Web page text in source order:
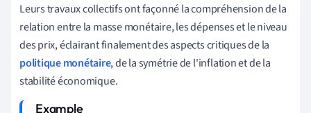
Leurs travaux collectifs ont façonné la compréhension de la
relation entre la masse monétaire, les dépenses et le niveau
des prix, éclairant finalement des aspects critiques de la
politique monétaire, de la symétrie de l'inflation et de la
stabilité économique.